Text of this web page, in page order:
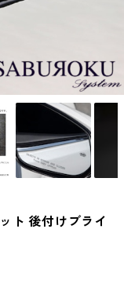
ト 後付けブライ